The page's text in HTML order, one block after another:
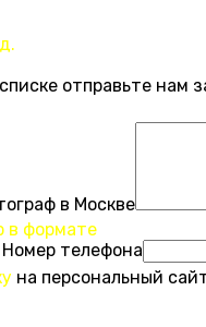
отправьте нам
в Москве
в формате
телефона
на персональный